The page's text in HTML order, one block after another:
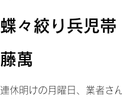
蝶々絞り兵児
藤萬
連休明けの月曜日、業者さ